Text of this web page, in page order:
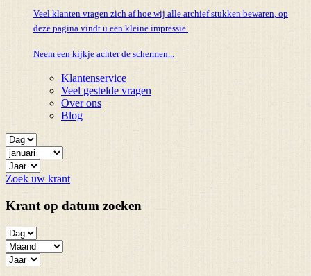
Veel klanten vragen zich af hoe wij alle archief stukken bewaren, op
deze pagina vindt u een kleine impressie.
Neem een kijkje achter de schermen...
Klantenservice
Veel gestelde vragen
Over ons
Blog
Zoek uw krant
Krant op datum zoeken